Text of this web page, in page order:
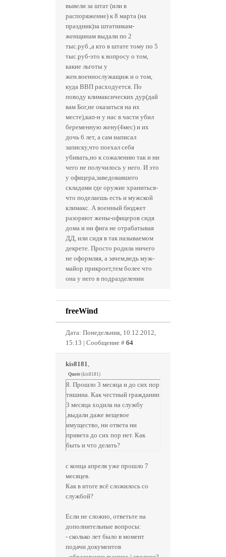
вывели за штат (или в
распоряжение) к 8 марта (на
праздник)за штатникам-
женщинам выдали по 2
тыс.руб.,а кто в штате тому по 5
тыс.руб-это к вопросу о том,
какие льготы у
жен.военнослужащиж и о том,
куда ВВП расходуется. По
поводу климаксических дур(дай
вам Бог,не оказаться на их
месте),кап-н у нас в части убил
беременную жену(4мес) и их
дочь 6 лет, а сам написал
записку,что поехал себя
убивать,но к сожалению так и ни
чего не получилось у него. И это
у офицера,заведовавшего
складами где оружие храниться-
что поделаешь есть и мужской
климакс. А военный бюджет
разоряют жены-офицеров сидя
дома и ни фига не отрабатывая
ДД, или сидя в так называемом
декрете. Просто родила ничего
не оформляя, а зачем,ведь муж-
майор прикроет,тем более что
она у него в подразделении
freeWind
Дата: Понедельник, 10.12.2012,
15:13 | Сообщение # 64
kis8181,
Quote (kis8181)
8. Прошло 3 месяца и до сих пор
тишина. Как честный гражданин
3 месяца ходила на службу
,выдали даже вещевое
имущество, ни ответа ни
привета до сих пор нет. Как
быть и что делать?
с конца апреля уже прошло 7
месяцев.
Как в итоге всё сложилось со
службой?
Если не сложно, ответьте на
дополнительные вопросы:
- сколько лет было в момент
подачи документов